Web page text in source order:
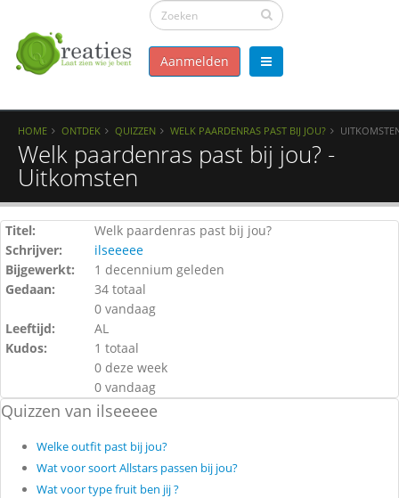
Aanmelden
HOME ONTDEK QUIZZEN WELK PAARDENRAS PAST BIJ JOU?
Welk paardenras past bij jou? -
Uitkomsten
Titel:
Welk paardenras past bij jou?
Schrijver:
ilseeeee
Bijgewerkt:
1 decennium geleden
Gedaan:
34 totaal
0 vandaag
Leeftijd:
AL
Kudos:
1 totaal
0 deze week
0 vandaag
Quizzen van ilseeeee
Welke outfit past bij jou?
Wat voor soort Allstars passen bij jou?
Wat voor type fruit ben jij ?